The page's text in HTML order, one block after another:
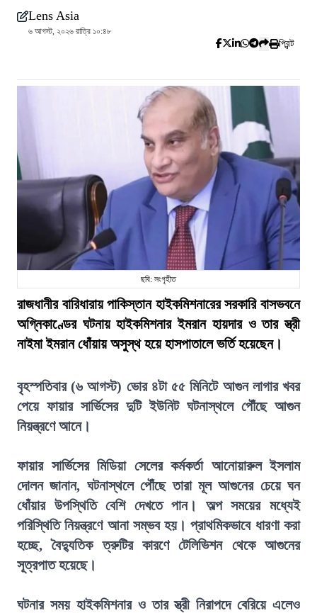
Lens Asia
৬ আগস্ট, ২০২৬ রাত্রি ১০:৪৮
প্রিন্ট
ছবি: সংগৃহীত
রাজধানীর বারিধারায় পাকিস্তান হাইকমিশনারের সরকারি বাসভবনে
অগ্নিকাণ্ডের ঘটনায় হাইকমিশনার ইমরান হায়দার ও তার স্ত্রী
নাইমা ইমরান ধোঁয়ায় অসুস্থ হয়ে হাসপাতালে ভর্তি হয়েছেন।
বৃহস্পতিবার (৬ আগস্ট) ভোর ৪টা ৫৫ মিনিটে আগুন লাগার খবর
পেয়ে ফায়ার সার্ভিসের দুটি ইউনিট ঘটনাস্থলে পৌঁছে আগুন
নিয়ন্ত্রণে আনে।
ফায়ার সার্ভিসের মিডিয়া সেলের কর্মকর্তা আনোয়ারুল ইসলাম
দোলন জানান, ঘটনাস্থলে পৌঁছে তারা মূল আগুনের চেয়ে ঘন
ধোঁয়ার উপস্থিতি বেশি দেখতে পান। অল্প সময়ের মধ্যেই
পরিস্থিতি নিয়ন্ত্রণে আনা সম্ভব হয়। প্রাথমিকভাবে ধারণা করা
হচ্ছে, বৈদ্যুতিক ত্রুটির কারণে টেলিভিশন থেকে আগুনের
সূত্রপাত হয়েছে।
ঘটনার সময় হাইকমিশনার ও তার স্ত্রী নিরাপদে বেরিয়ে এলেও